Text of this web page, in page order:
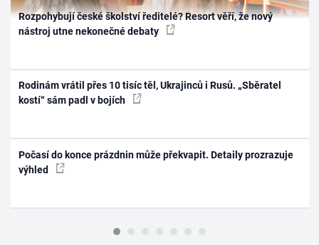
Rozpohybují české školství ředitelé? Resort věří, že nový
nástroj utne nekonečné debaty
Rodinám vrátil přes 10 tisíc těl, Ukrajinců i Rusů. „Sběratel
kostí“ sám padl v bojích
Počasí do konce prázdnin může překvapit. Detaily prozrazuje
výhled